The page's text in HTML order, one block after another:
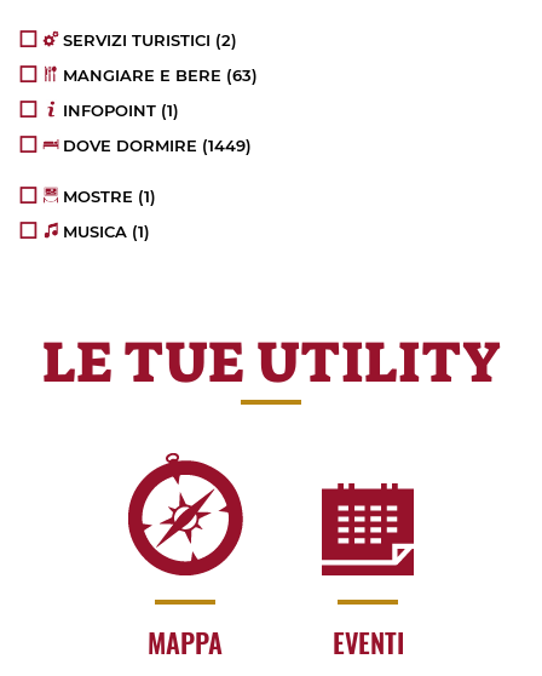
SERVIZI TURISTICI (2)
MANGIARE E BERE (63)
INFOPOINT (1)
DOVE DORMIRE (1449)
MOSTRE (1)
MUSICA (1)
LE TUE UTILITY
MAPPA EVENTI